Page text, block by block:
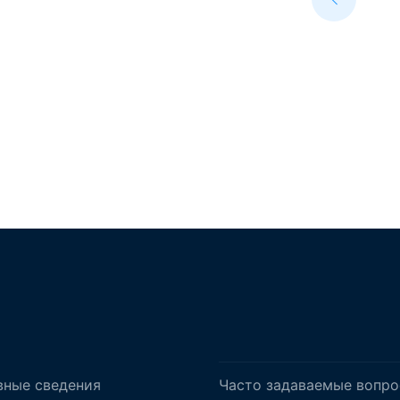
сведения Часто задаваемые